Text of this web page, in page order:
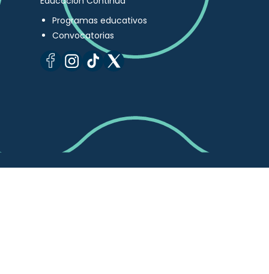
Programas educativos
Convocatorias